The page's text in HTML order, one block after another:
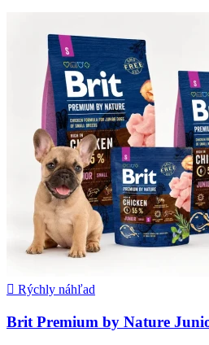
 Rýchly náhľad
Brit Premium by Nature